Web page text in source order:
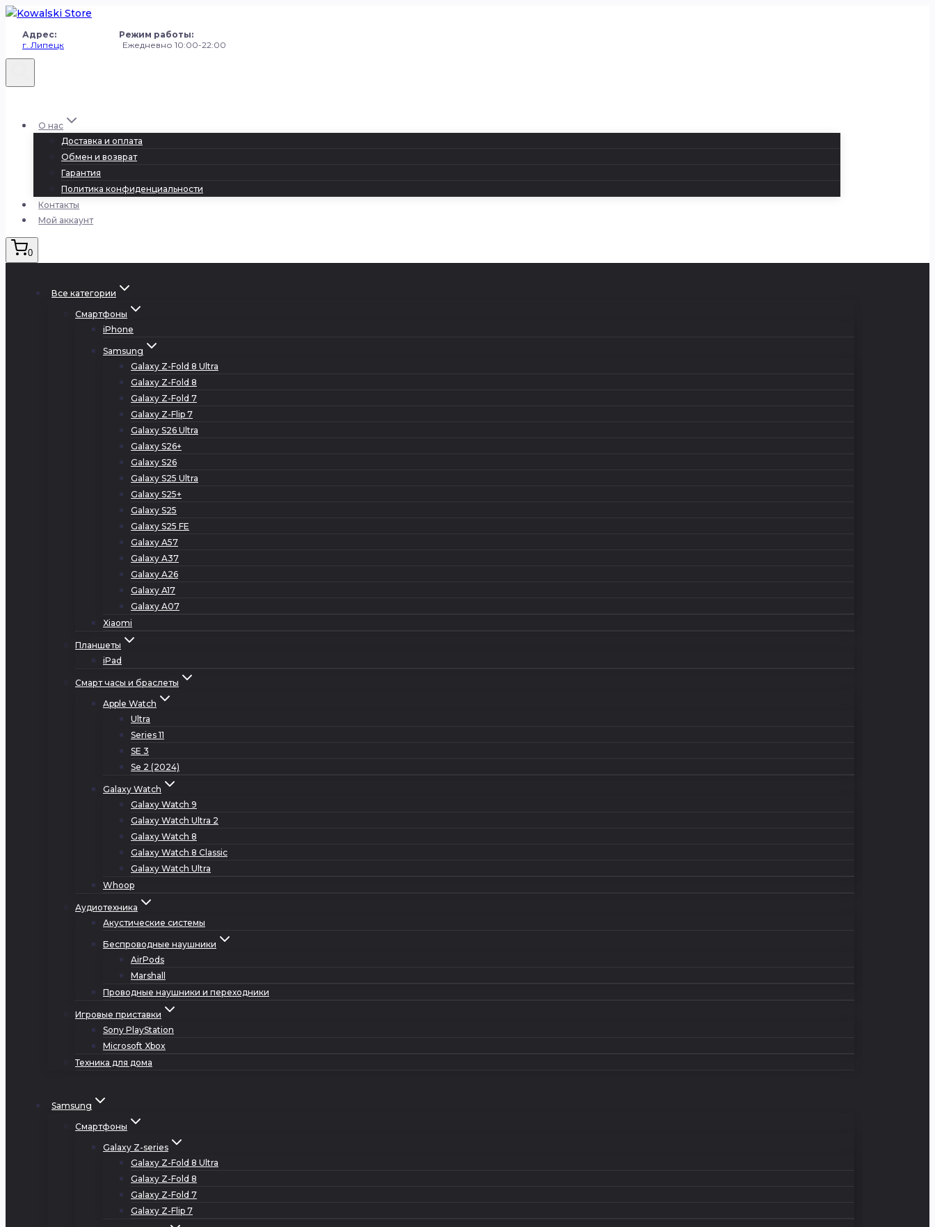
Перейти
содержанию
Адрес: Режим работы:
г. Липецк Ежедневно 10:00-22:00
О нас
Доставка и оплата
Обмен и возврат
Гарантия
Политика конфиденциальности
Контакты
Мой аккаунт
0
Все категории
Смартфоны
iPhone
Samsung
Galaxy Z-Fold 8 Ultra
Galaxy Z-Fold 8
Galaxy Z-Fold 7
Galaxy Z-Flip 7
Galaxy S26 Ultra
Galaxy S26+
Galaxy S26
Galaxy S25 Ultra
Galaxy S25+
Galaxy S25
Galaxy S25 FE
Galaxy A57
Galaxy A37
Galaxy A26
Galaxy A17
Galaxy A07
Xiaomi
Планшеты
iPad
Смарт часы и браслеты
Apple Watch
Ultra
Series 11
SE 3
Se 2 (2024)
Galaxy Watch
Galaxy Watch 9
Galaxy Watch Ultra 2
Galaxy Watch 8
Galaxy Watch 8 Classic
Galaxy Watch Ultra
Whoop
Аудиотехника
Акустические системы
Беспроводные наушники
AirPods
Marshall
Проводные наушники и переходники
Игровые приставки
Sony PlayStation
Microsoft Xbox
Техника для дома
Samsung
Смартфоны
Galaxy Z-series
Galaxy Z-Fold 8 Ultra
Galaxy Z-Fold 8
Galaxy Z-Fold 7
Galaxy Z-Flip 7